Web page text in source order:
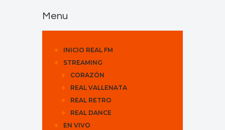
Menu
INICIO REAL FM
STREAMING
CORAZÓN
REAL VALLENATA
REAL RETRO
REAL DANCE
EN VIVO